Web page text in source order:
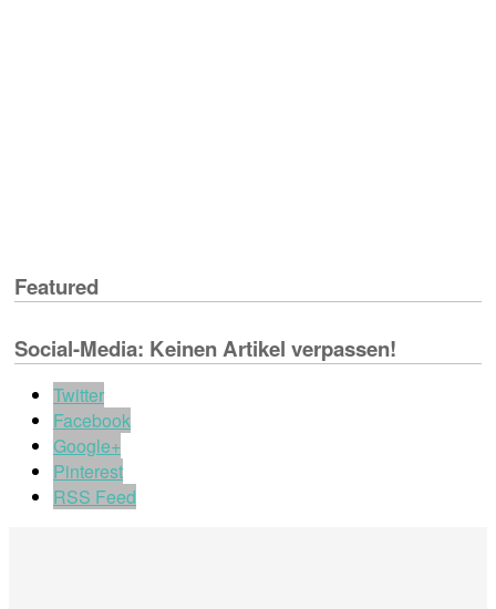
Featured
Social-Media: Keinen Artikel verpassen!
Twitter
Facebook
Google+
Pinterest
RSS Feed